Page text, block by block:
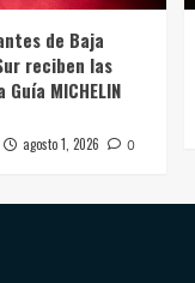
de Baja
reciben las
MICHELIN
agosto 1, 2026 0